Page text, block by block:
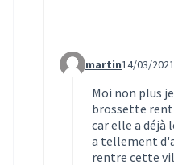
Commentaire 349
martin14/03/
Moi non plus
brossette
car elle a déjà
a tellement
rentre cette